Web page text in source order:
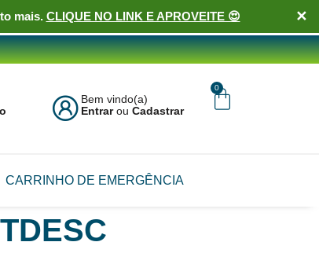
mais. CLIQUE NO LINK E APROVEITE 😍 ✕
Bem vindo(a)
EntrarouCadastrar
0
CARRINHO DE EMERGÊNCIA